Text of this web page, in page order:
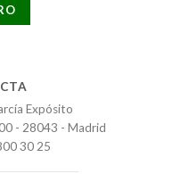
Expósito
- 28043 - Madrid
30 25